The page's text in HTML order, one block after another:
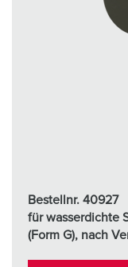
Bestellnr. 40927
für wasserdichte
(Form G), nach